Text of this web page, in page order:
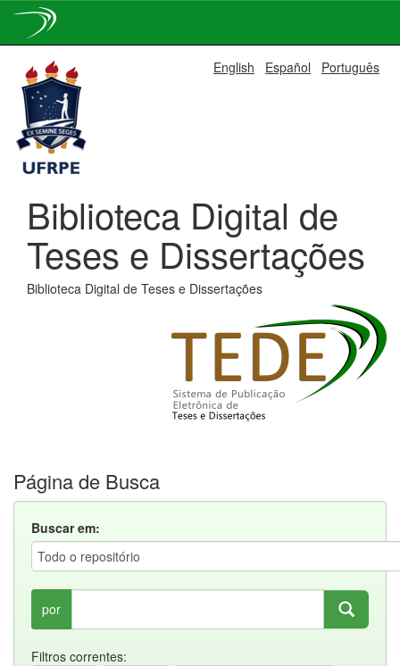
navigation
English Español Português
Biblioteca Digital de
Teses e Dissertações
Biblioteca Digital de Teses e Dissertações
Página de Busca
Buscar em:
por
Filtros correntes: